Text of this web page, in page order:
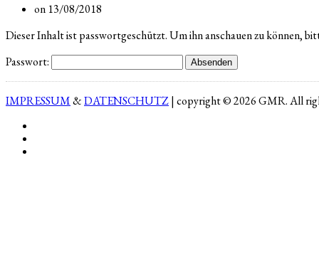
on 13/08/2018
Dieser Inhalt ist passwortgeschützt. Um ihn anschauen zu können,
Passwort:
IMPRESSUM&DATENSCHUTZ| copyright © 2026 GMR. All